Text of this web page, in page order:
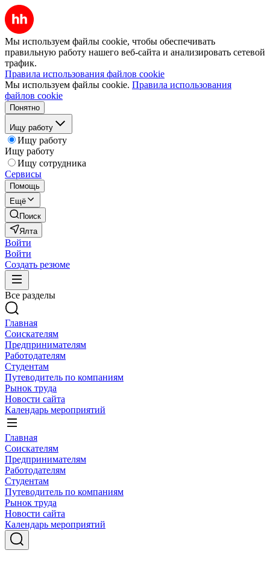
Мы используем файлы cookie, чтобы обеспечивать
правильную работу нашего веб-сайта и анализировать сетевой
трафик.
Правила использования файлов cookie
Мы используем файлы cookie. Правила использования
файлов cookie
Понятно
Ищу работу
Ищу работу
Ищу работу
Ищу сотрудника
Сервисы
Помощь
Ещё
Поиск
Ялта
Войти
Войти
Создать резюме
Все разделы
Главная
Соискателям
Предпринимателям
Работодателям
Студентам
Путеводитель по компаниям
Рынок труда
Новости сайта
Календарь мероприятий
Главная
Соискателям
Предпринимателям
Работодателям
Студентам
Путеводитель по компаниям
Рынок труда
Новости сайта
Календарь мероприятий